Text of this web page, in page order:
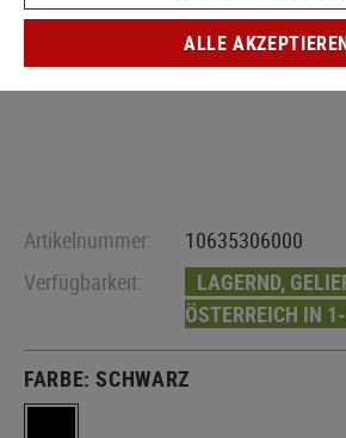
Artikelnummer:
10635306000
Verfügbarkeit:
LAGERND,
ÖSTERREICH IN
FARBE:SCHWARZ
ALLE